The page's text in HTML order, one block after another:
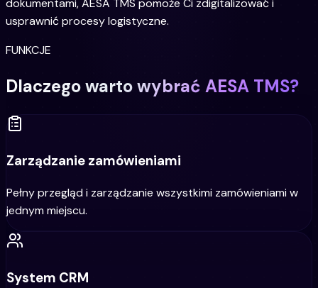
dokumentami, AESA TMS pomoże Ci zdigitalizować i
usprawnić procesy logistyczne.
FUNKCJE
Dlaczego warto wybrać AESA TMS?
Zarządzanie zamówieniami
Pełny przegląd i zarządzanie wszystkimi zamówieniami w
jednym miejscu.
System CRM